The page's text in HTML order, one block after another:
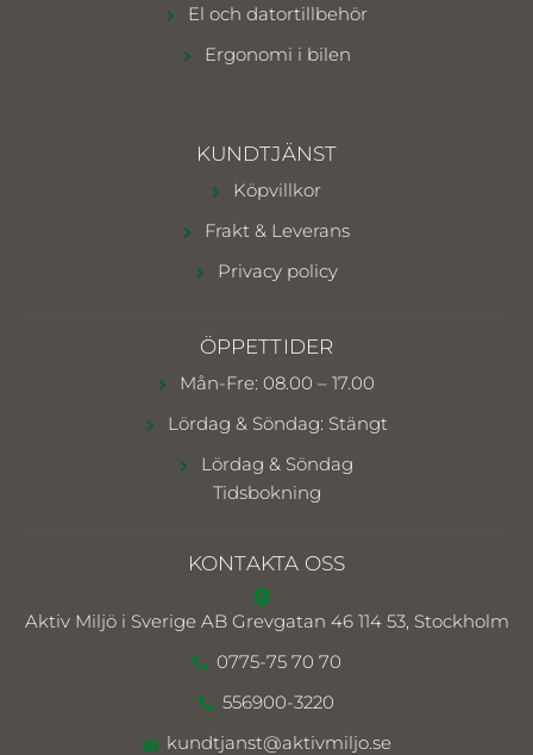
El och datortillbehör
Ergonomi i bilen
KUNDTJÄNST
Köpvillkor
Frakt & Leverans
Privacy policy
ÖPPETTIDER
Mån-Fre: 08.00 – 17.00
Lördag & Söndag: Stängt
Lördag & Söndag
Tidsbokning
KONTAKTA OSS
Aktiv Miljö i Sverige AB Grevgatan 46 114 53, Stockholm
0775-75 70 70
556900-3220
kundtjanst@aktivmiljo.se